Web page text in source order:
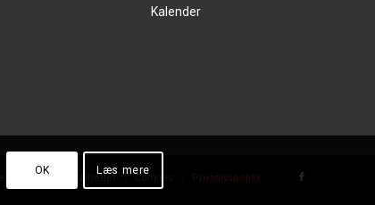
Kalender
Nyheder Cookies Privatlivspolitik
OK Læs mere